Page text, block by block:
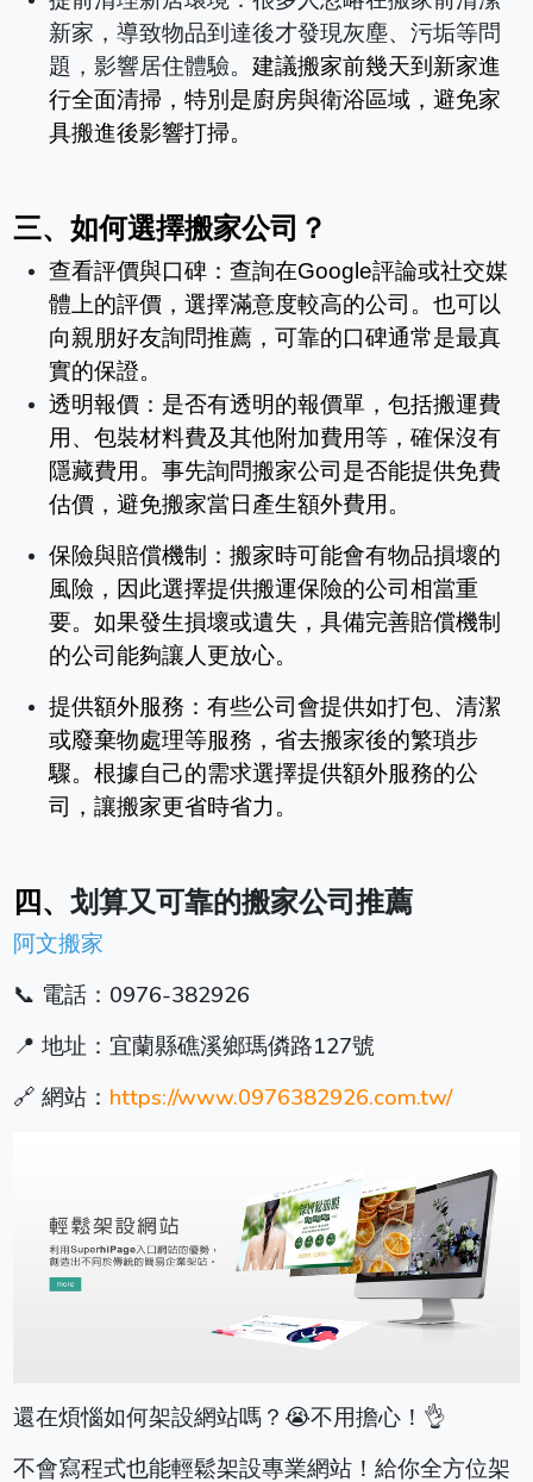
新家，導致物品到達後才發現灰塵、污垢等問
題，影響居住體驗。建議搬家前幾天到新家進
行全面清掃，特別是廚房與衛浴區域，避免家
具搬進後影響打掃。
三、如何選擇搬家公司？
查看評價與口碑：查詢在Google評論或社交媒
體上的評價，選擇滿意度較高的公司。也可以
向親朋好友詢問推薦，可靠的口碑通常是最真
實的保證。
透明報價：是否有透明的報價單，包括搬運費
用、包裝材料費及其他附加費用等，確保沒有
隱藏費用。事先詢問搬家公司是否能提供免費
估價，避免搬家當日產生額外費用。
保險與賠償機制：搬家時可能會有物品損壞的
風險，因此選擇提供搬運保險的公司相當重
要。如果發生損壞或遺失，具備完善賠償機制
的公司能夠讓人更放心。
提供額外服務：有些公司會提供如打包、清潔
或廢棄物處理等服務，省去搬家後的繁瑣步
驟。根據自己的需求選擇提供額外服務的公
司，讓搬家更省時省力。
四、划算又可靠的搬家公司推薦
阿文搬家
📞 電話：0976-382926
📍 地址：宜蘭縣礁溪鄉瑪僯路127號
🔗 網站： https://www.0976382926.com.tw/
還在煩惱如何架設網站嗎？😭不用擔心！👌
不會寫程式也能輕鬆架設專業網站！給你全方位架